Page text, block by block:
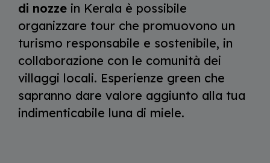
di nozze in Kerala è possibile
organizzare tour che promuovono un
turismo responsabile e sostenibile, in
collaborazione con le comunità dei
villaggi locali. Esperienze green che
sapranno dare valore aggiunto alla tua
indimenticabile luna di miele.